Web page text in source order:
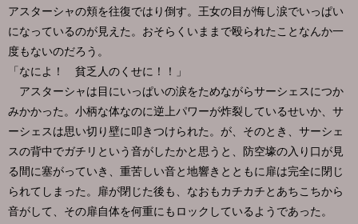
アスターシャの頬を往復ではり倒す。王女の目が悔し涙でいっぱい
になっているのが見えた。おそらくいままで殴られたことなんか一
度もないのだろう。
「なによ！ 貧乏人のくせに！！」
アスターシャは目にいっぱいの涙をためながらサーシェスにつか
みかかった。小柄な体なのに逆上パワーが炸裂しているせいか、サ
ーシェスは思い切り壁に叩きつけられた。が、そのとき、サーシェ
スの背中でガチリという音がしたかと思うと、防空壕の入り口が見
る間に塞がっていき、重苦しい音と地響きとともに扉は完全に閉じ
られてしまった。扉が閉じた後も、なおもカチカチとあちこちから
音がして、その扉自体を何重にもロックしているようであった。